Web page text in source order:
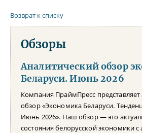
Возврат к списку
Обзоры
Аналитический обзор
Беларуси. Июнь 2026
Компания ПраймПресс представляет
обзор «Экономика Беларуси.
Июнь 2026». Наш обзор — это
состояния белорусской экономики